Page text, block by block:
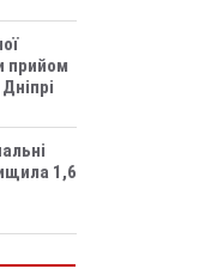
прийом
1,6